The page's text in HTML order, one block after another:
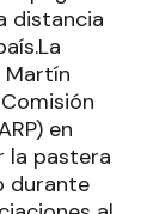
distancia
Martín
en
la pastera
durante